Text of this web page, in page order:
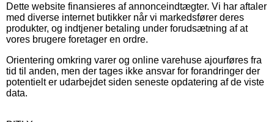
Dette website finansieres af annonceindtægter. Vi har aftaler
med diverse internet butikker når vi markedsfører deres
produkter, og indtjener betaling under forudsætning af at
vores brugere foretager en ordre.
Orientering omkring varer og online varehuse ajourføres fra
tid til anden, men der tages ikke ansvar for forandringer der
potentielt er udarbejdet siden seneste opdatering af de viste
data.